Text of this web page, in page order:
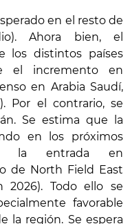
en el resto de
Ahora bien, el
los distintos países
el incremento en
en Arabia Saudí,
Por el contrario, se
Se estima que la
en los próximos
la entrada en
de North Field East
2026). Todo ello se
favorable
la región. Se espera